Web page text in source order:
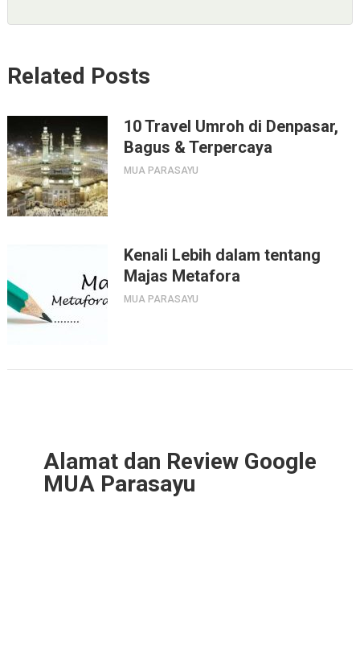
Related Posts
10 Travel Umroh di Denpasar,
Bagus & Terpercaya
MUA PARASAYU
Kenali Lebih dalam tentang
Majas Metafora
MUA PARASAYU
Alamat dan Review Google
MUA Parasayu